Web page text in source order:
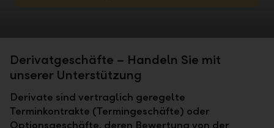
Derivatgeschäfte – Handeln Sie mit
unserer Unterstützung
Derivate sind vertraglich geregelte
Terminkontrakte (Termingeschäfte) oder
Optionsgeschäfte, deren Bewertung von der